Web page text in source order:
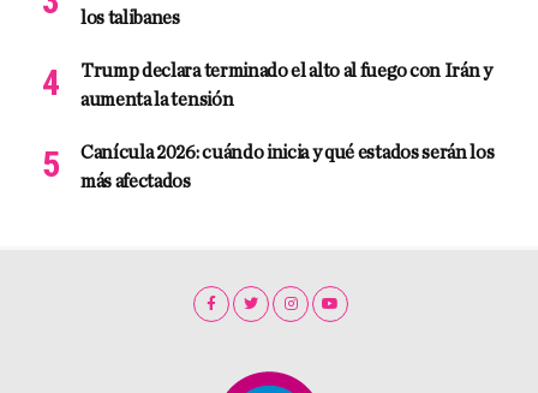
los talibanes
Trump declara terminado el alto al fuego con Irán y
aumenta la tensión
Canícula 2026: cuándo inicia y qué estados serán los
más afectados